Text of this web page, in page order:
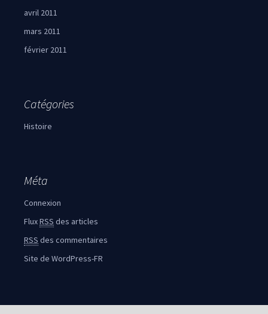
avril 2011
mars 2011
février 2011
Catégories
Histoire
Méta
Connexion
FluxRSS des articles
RSS des commentaires
Site de WordPress-FR